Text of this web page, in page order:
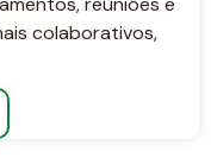
colaborativos,